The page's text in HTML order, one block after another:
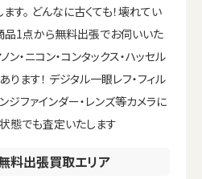
す。 どんなに古くても！壊れてい
品1点から無料出張でお伺いいた
ン・ニコン・コンタックス・ハッセル
ます！ デジタル一眼レフ・フィル
ジファインダー・レンズ等カメラに
態でも査定いたします
料出張買取エリア